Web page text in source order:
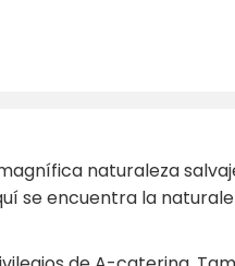
naturaleza
se encuentra la